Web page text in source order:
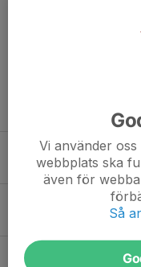
Tidigare nyheter
6 aug, 07:57
Vill du vara
30 jul, 13:59
Vi använder
webbplats ska
även för
Så